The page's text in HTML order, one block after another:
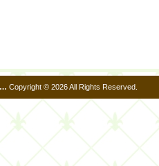
Copyright © 2026 All Rights Reserved.